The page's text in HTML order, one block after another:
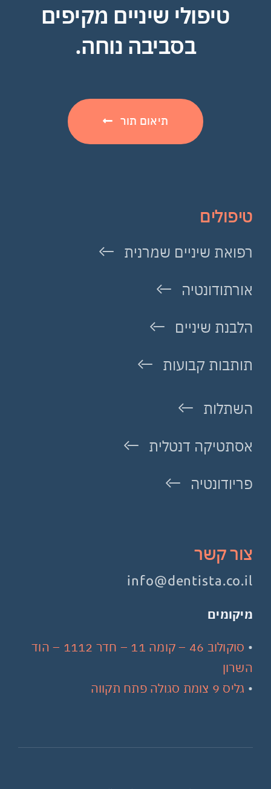
טיפולי שיניים מקיפים
בסביבה נוחה.
תיאום תור
טיפולים
רפואת שיניים שמרנית
אורתודונטיה
הלבנת שיניים
תותבות קבועות
השתלות
אסתטיקה דנטלית
פריודונטיה
צור קשר
info@dentista.co.il
מיקומים
•
סוקולוב 46 – קומה 11 – חדר 1112 – הוד
השרון
• גליס 9 צומת סגולה פתח תקווה